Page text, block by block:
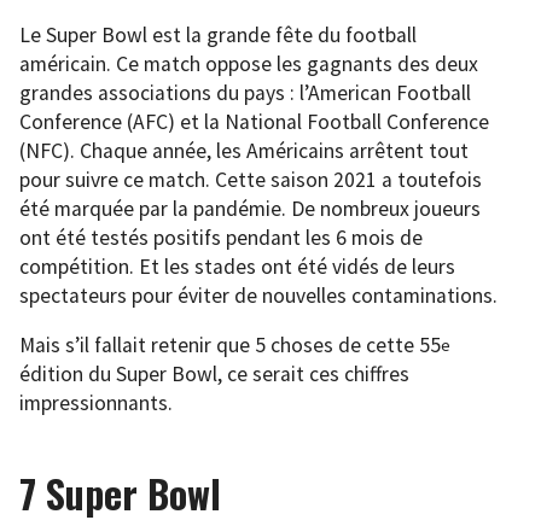
Le Super Bowl est la grande fête du football
américain. Ce match oppose les gagnants des deux
grandes associations du pays : l’American Football
Conference (AFC) et la National Football Conference
(NFC). Chaque année, les Américains arrêtent tout
pour suivre ce match. Cette saison 2021 a toutefois
été marquée par la pandémie. De nombreux joueurs
ont été testés positifs pendant les 6 mois de
compétition. Et les stades ont été vidés de leurs
spectateurs pour éviter de nouvelles contaminations.
Mais s’il fallait retenir que 5 choses de cette 55e
édition du Super Bowl, ce serait ces chiffres
impressionnants.
7 Super Bowl